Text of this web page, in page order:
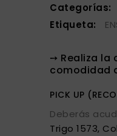
Categorías:
Etiqueta:
➙ Realiza la
comodidad
PICK UP
Deberás
Trigo 1573,